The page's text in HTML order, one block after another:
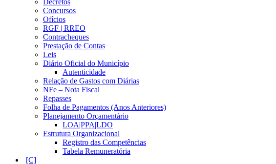
Decretos
Concursos
Ofícios
RGF | RREO
Contracheques
Prestação de Contas
Leis
Diário Oficial do Município
Autenticidade
Relação de Gastos com Diárias
NFe – Nota Fiscal
Repasses
Folha de Pagamentos (Anos Anteriores)
Planejamento Orçamentário
LOA|PPA|LDO
Estrutura Organizacional
Registro das Competências
Tabela Remuneratória